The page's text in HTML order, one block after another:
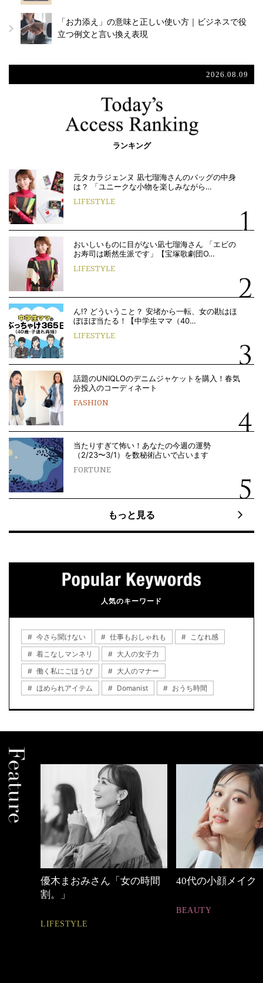
「お力添え」の意味と正しい使い方｜ビジネスで役
立つ例文と言い換え表現
2026.08.09
ランキング
元タカラジェンヌ 凪七瑠海さんのバッグの中身
は？ 「ユニークな小物を楽しみながら…
LIFESTYLE
おいしいものに目がない凪七瑠海さん 「エビの
お寿司は断然生派です」【宝塚歌劇団O…
LIFESTYLE
ん!? どういうこと？ 安堵から一転、女の勘はほ
ぼほぼ当たる！【中学生ママ（40…
LIFESTYLE
話題のUNIQLOのデニムジャケットを購入！春気
分投入のコーディネート
FASHION
当たりすぎて怖い！あなたの今週の運勢
（2/23〜3/1）を数秘術占いで占います
FORTUNE
もっと見る
人気のキーワード
今さら聞けない 仕事もおしゃれも
こなれ感
着こなしマンネリ
大人の女子力
働く私にごほうび
大人のマナー
ほめられアイテム
Domanist おうち時間
40代の小顔メイク 働く女性のバッグ
FASHION